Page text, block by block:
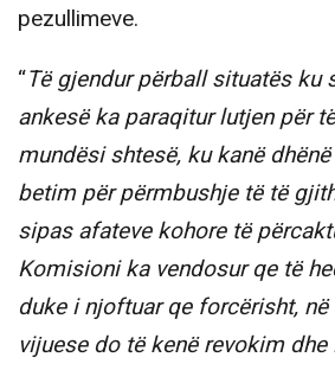
pezullimeve.
“Të gjendur përball situatës ku
ankesë ka paraqitur lutjen për
mundësi shtesë, ku kanë
betim për përmbushje të të
sipas afateve kohore të
Komisioni ka vendosur qe të
duke i njoftuar qe forcërisht,
vijuese do të kenë revokim